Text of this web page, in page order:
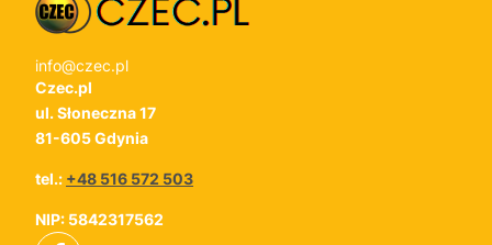
info@czec.pl
Czec.pl
ul. Słoneczna 17
81-605 Gdynia
tel.: +48 516 572 503
NIP: 5842317562